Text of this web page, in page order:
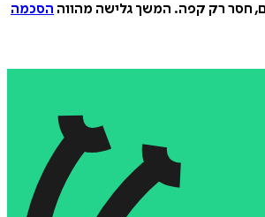
חסר רק קפה. המשך גלישה מהווה הסכמה